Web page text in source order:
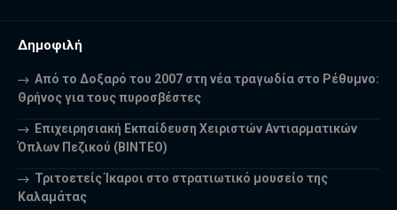
Δημοφιλή
Από το Δοξαρό του 2007 στη νέα τραγωδία στο Ρέθυμνο:
Θρήνος για τους πυροσβέστες
Επιχειρησιακή Εκπαίδευση Χειριστών Αντιαρματικών
Όπλων Πεζικού (ΒΙΝΤΕΟ)
Τριτοετείς Ίκαροι στο στρατιωτικό μουσείο της
Καλαμάτας